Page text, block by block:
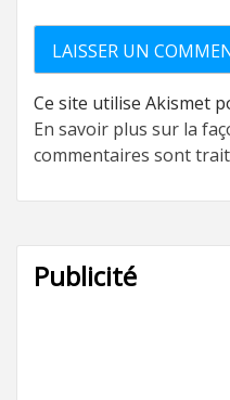
Ce site utilise Akismet
En savoir plus sur la
commentaires sont
Publicité